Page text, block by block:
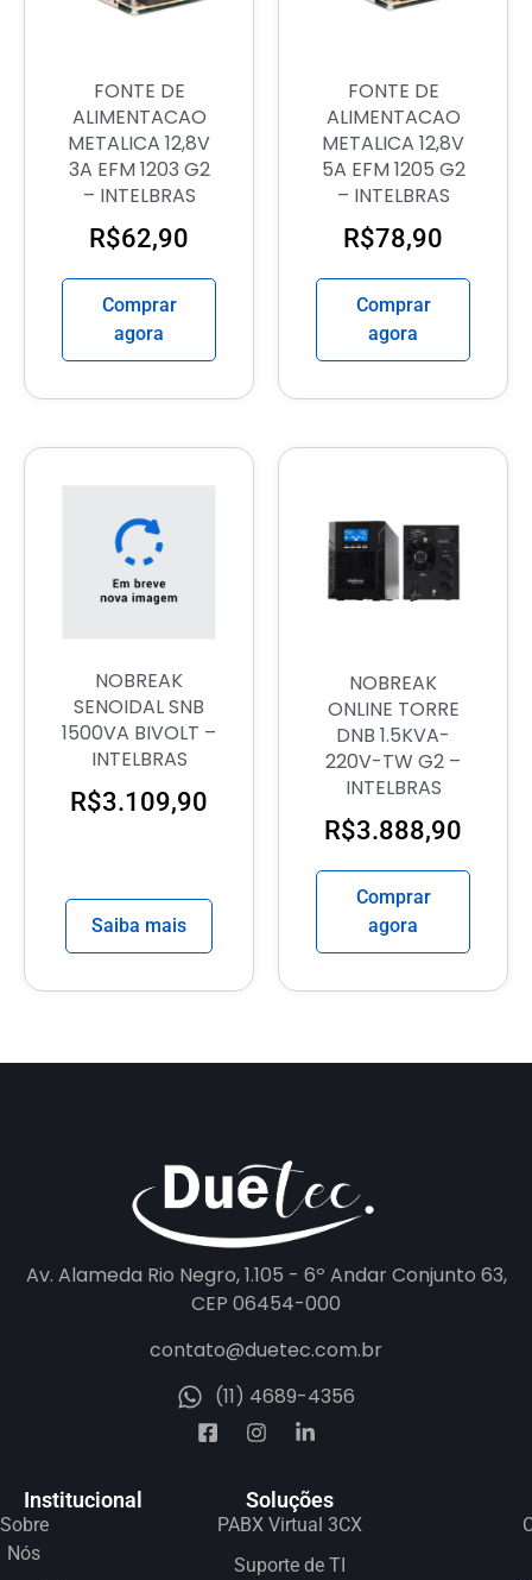
FONTE DE
ALIMENTACAO
METALICA 12,8V
3A EFM 1203 G2
– INTELBRAS
R$62,90
Comprar
agora
FONTE DE
ALIMENTACAO
METALICA 12,8V
5A EFM 1205 G2
– INTELBRAS
R$78,90
Comprar
agora
NOBREAK
SENOIDAL SNB
1500VA BIVOLT –
INTELBRAS
R$3.109,90
Saiba mais
NOBREAK
ONLINE TORRE
DNB 1.5KVA-
220V-TW G2 –
INTELBRAS
R$3.888,90
Comprar
agora
Av. Alameda Rio Negro, 1.105 - 6º Andar Conjunto 63,
CEP 06454-000
contato@duetec.com.br
(11) 4689-4356
Institucional
Sobre
Nós
Soluções
PABX Virtual 3CX
Suporte de TI